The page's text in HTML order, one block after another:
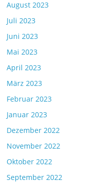
August 2023
Juli 2023
Juni 2023
Mai 2023
April 2023
März 2023
Februar 2023
Januar 2023
Dezember 2022
November 2022
Oktober 2022
September 2022